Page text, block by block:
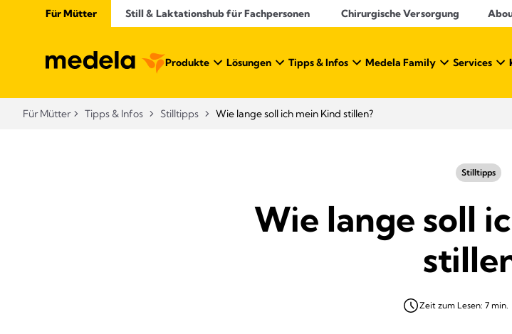
Für Mütter Still & Laktationshub für Fachpersonen Chirurgische Versorgung
Produkte Lösungen Tipps & Infos Medela Family Services
Für Mütter Tipps & Infos Stilltipps Wie lange soll ich mein Kind stillen?
Stilltipps
Wie lange soll
Zeit zum Lesen: 7 min.